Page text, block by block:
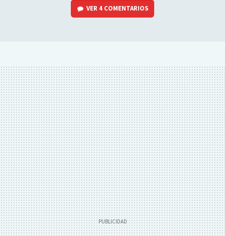
VER 4 COMENTARIOS